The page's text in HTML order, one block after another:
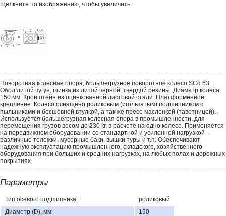
Щелкните по изображению, чтобы увеличить.
Поворотная колесная опора, большегрузное поворотное колесо SCd 63.
Обод литой чугун, шинка из литой черной, твердой резины. Диаметр колеса
150 мм. Кронштейн из оцинкованной листовой стали. Платформенное
крепление. Колесо оснащено роликовым (игольчатым) подшипником с
пыльниками и бесшовной втулкой, а так же пресс-масленкой (тавотницей).
Используется большегрузная колесная опора в промышленности, для
перемещения грузов весом до 230 кг, в расчете на одно колесо. Применяется
на передвижном оборудовании со стандартной и усиленной нагрузкой -
различные тележки, мусорные баки, вышки туры и т.п. Обеспечивают
надежную эксплуатацию промышленного, складского, хозяйственного
оборудования при больших и средних нагрузках, на любых полах и дорожных
покрытиях.
Параметры
Тип осевого подшипника:
роликовый
Диаметр (D), мм:
150